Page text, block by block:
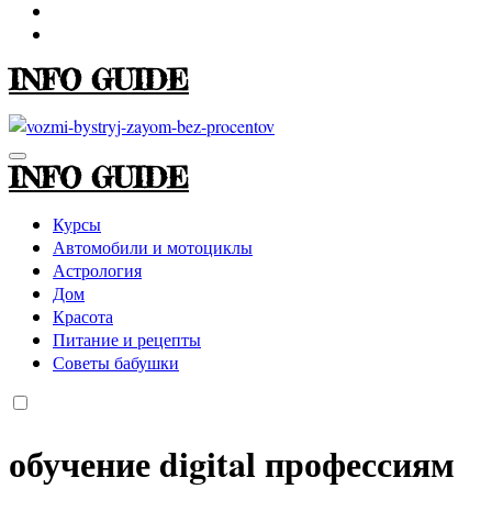
INFO GUIDE
INFO GUIDE
Курсы
Автомобили и мотоциклы
Астрология
Дом
Красота
Питание и рецепты
Советы бабушки
обучение digital профессиям